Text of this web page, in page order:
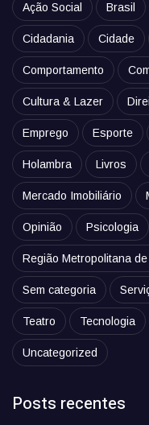
Ação Social Brasil
Cidadania Cidade
Comportamento
Cultura & Lazer
Emprego Esporte
Holambra Livros
Mercado Imobiliário
Opinião Psicologia
Região Metropolitana
Sem categoria
Teatro Tecnologia
Uncategorized
Posts recentes